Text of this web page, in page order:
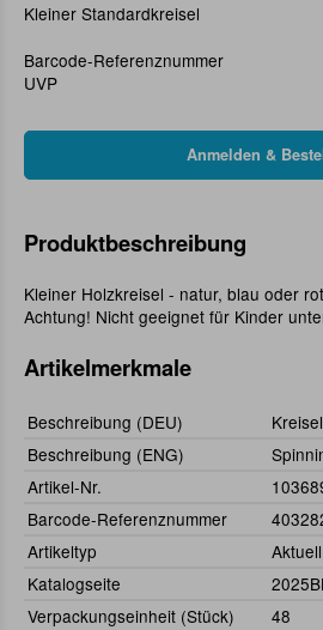
Kleiner Standardkreisel
Barcode-Referenznummer
UVP
Produktbeschreibung
Kleiner Holzkreisel - natur, blau oder
Achtung! Nicht geeignet für Kinder
Artikelmerkmale
Beschreibung (DEU)
Beschreibung (ENG)
Artikel-Nr.
Barcode-Referenznummer
Artikeltyp
Aktuell
Katalogseite
Verpackungseinheit (Stück)
48